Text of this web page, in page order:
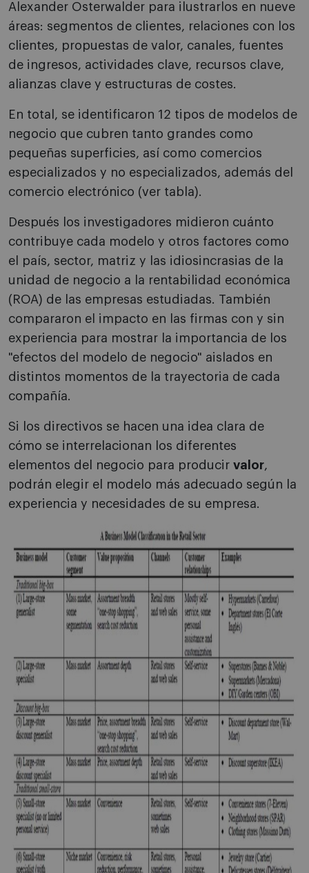
Alexander Osterwalder para ilustrarlos en nueve
áreas: segmentos de clientes, relaciones con los
clientes, propuestas de valor, canales, fuentes
de ingresos, actividades clave, recursos clave,
alianzas clave y estructuras de costes.
En total, se identificaron 12 tipos de modelos de
negocio que cubren tanto grandes como
pequeñas superficies, así como comercios
especializados y no especializados, además del
comercio electrónico (ver tabla).
Después los investigadores midieron cuánto
contribuye cada modelo y otros factores como
el país, sector, matriz y las idiosincrasias de la
unidad de negocio a la rentabilidad económica
(ROA) de las empresas estudiadas. También
compararon el impacto en las firmas con y sin
experiencia para mostrar la importancia de los
"efectos del modelo de negocio" aislados en
distintos momentos de la trayectoria de cada
compañía.
Si los directivos se hacen una idea clara de
cómo se interrelacionan los diferentes
elementos del negocio para producir valor,
podrán elegir el modelo más adecuado según la
experiencia y necesidades de su empresa.